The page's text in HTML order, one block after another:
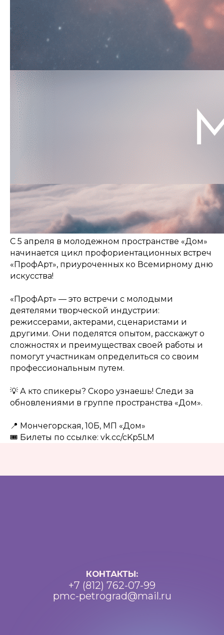
С 5 апреля в молодежном пространстве «Дом»
начинается цикл профориентационных встреч
«ПрофАрт», приуроченных ко Всемирному дню
искусства!
«ПрофАрт» — это встречи с молодыми
деятелями творческой индустрии:
режиссерами, актерами, сценаристами и
другими. Они поделятся опытом, расскажут о
сложностях и преимуществах своей работы и
помогут участникам определиться со своим
профессиональным путем.
💡 А кто спикеры? Скоро узнаешь! Следи за
обновлениями в группе пространства «Дом».
📍 Мончегорская, 10Б, МП «Дом»
🎟 Билеты по ссылке: vk.cc/cKp5LM
Адрес:197198, Санкт-Петербург, Большой
проспект Петроградской стороны, д.18 ст.м.
«Спортивная»
Петроградский молодежный
центр ©2025 Все права
защищены
КОНТАКТЫ:
+7 (812) 762-07-99
pmc-petrograd@mail.ru
Телеграм
Max
ВКонтакте
Доступная среда
Документы
Важная информация
Реквизиты